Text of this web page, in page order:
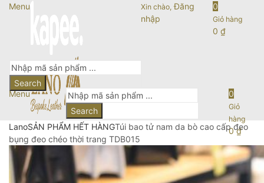
Menu Xin chào, Đăng
nhập
0
Giỏ hàng
0 ₫
Search
Menu
Search
0
Giỏ
hàng
0₫
LanoSẢN PHẨM HẾT HÀNGTúi bao tử nam da bò cao cấp đeo
bụng đeo chéo thời trang TDB015